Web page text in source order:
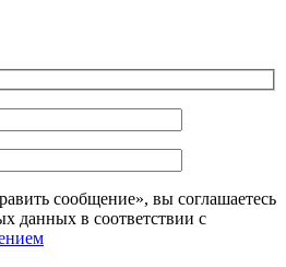
сообщение», вы соглашаетесь
данных в соответствии с